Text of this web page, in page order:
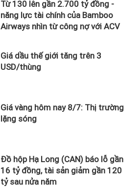
Từ 130 lên gần 2.700 tỷ đồng -
năng lực tài chính của Bamboo
Airways nhìn từ công nợ với ACV
Giá dầu thế giới tăng trên 3
USD/thùng
Giá vàng hôm nay 8/7: Thị trường
lặng sóng
Đồ hộp Hạ Long (CAN) báo lỗ gần
16 tỷ đồng, tài sản giảm gần 120
tỷ sau nửa năm